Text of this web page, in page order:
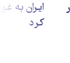
ایران به
کرد